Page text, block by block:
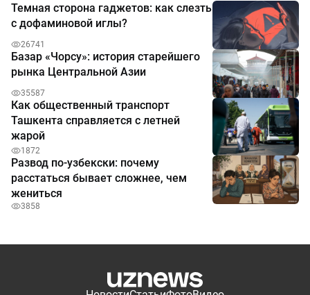
Темная сторона гаджетов: как слезть
с дофаминовой иглы?
26741
Базар «Чорсу»: история старейшего
рынка Центральной Азии
35587
Как общественный транспорт
Ташкента справляется с летней
жарой
1872
Развод по-узбекски: почему
расстаться бывает сложнее, чем
жениться
3858